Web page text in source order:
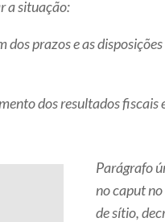
a situação:
dos prazos e as
dos resultados
Parágrafo
no caput no
de sítio,